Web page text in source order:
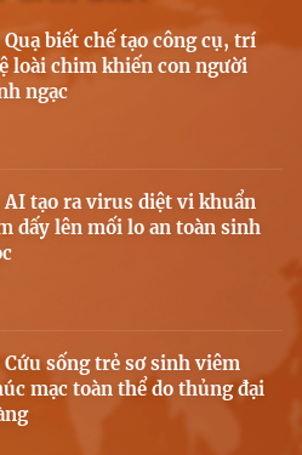
Quạ biết chế tạo công cụ, trí
loài chim khiến con người
ngạc
AI tạo ra virus diệt vi khuẩn
dấy lên mối lo an toàn sinh
Cứu sống trẻ sơ sinh viêm
mạc toàn thể do thủng đại